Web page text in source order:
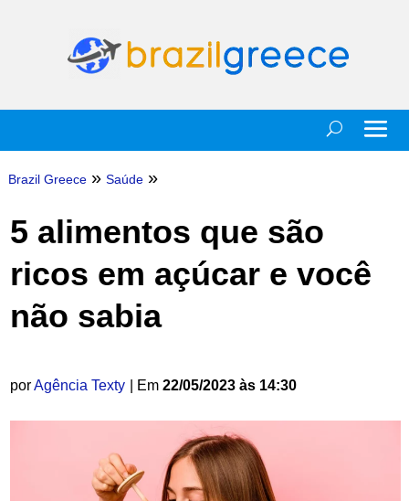
Brazil Greece » Saúde »
5 alimentos que são
ricos em açúcar e você
não sabia
porAgência Texty | Em 22/05/2023 às 14:30